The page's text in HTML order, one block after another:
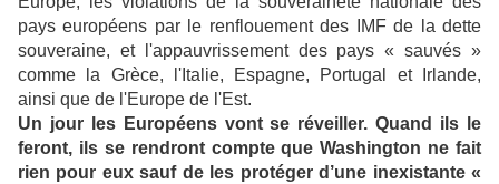
pays européens par le renflouement des IMF de la dette
souveraine, et l'appauvrissement des pays « sauvés »
comme la Grèce, l'Italie, Espagne, Portugal et Irlande,
ainsi que de l'Europe de l'Est.
Un jour les Européens vont se réveiller. Quand ils le
feront, ils se rendront compte que Washington ne fait
rien pour eux sauf de les protéger d’une inexistante «